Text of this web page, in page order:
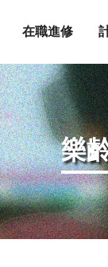
在職進修
樂